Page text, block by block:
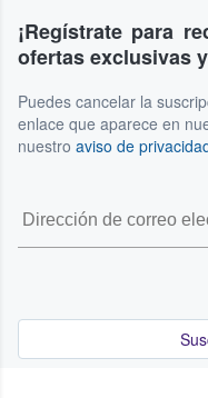
¡Regístrate para
ofertas exclusivas
Puedes cancelar la
enlace que aparece en
nuestro aviso de